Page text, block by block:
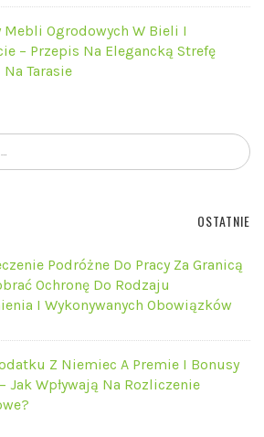
Mebli Ogrodowych W Bieli I
– Przepis Na Elegancką Strefę
Tarasie
OSTATNIE
Podróżne Do Pracy Za Granicą
Ochronę Do Rodzaju
I Wykonywanych Obowiązków
Z Niemiec A Premie I Bonusy
Jak Wpływają Na Rozliczenie